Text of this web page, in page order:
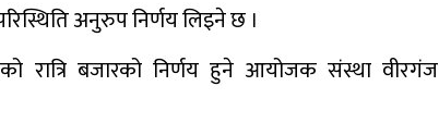
अनुरुप निर्णय लिइने छ ।
रात्रि बजारको निर्णय हुने आयोजक संस्था वीरगंज